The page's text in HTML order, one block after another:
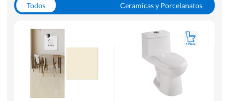
Todos
Ceramicas y Porcelanatos
WC y Sanitarios
Pisos Flotantes y Laminados
Pinturas